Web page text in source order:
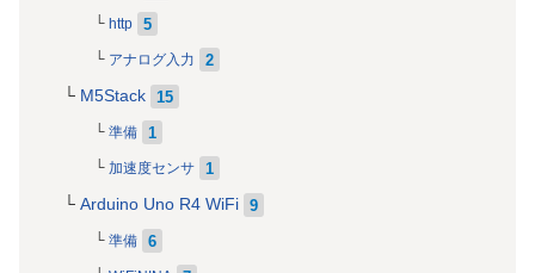
http 5
アナログ入力 2
M5Stack 15
準備 1
加速度センサ 1
Arduino Uno R4 WiFi 9
準備 6